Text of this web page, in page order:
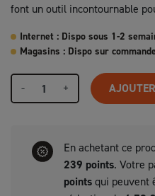
font un outil incontournable
Internet : Dispo sous 1-2
Magasins : Dispo sur commande
- +
En achetant ce
239 points. Votre
pointsqui peuvent